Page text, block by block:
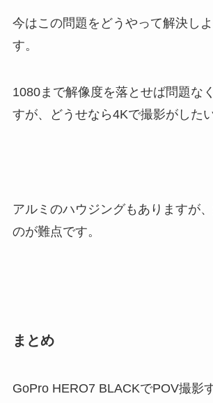
今はこの問題をどうやって解決し
す。
1080まで解像度を落とせば問題な
すが、どうせなら4Kで撮影がした
アルミのハウジングもありますが
のが難点です。
まとめ
GoPro HERO7 BLACKでPOV撮影